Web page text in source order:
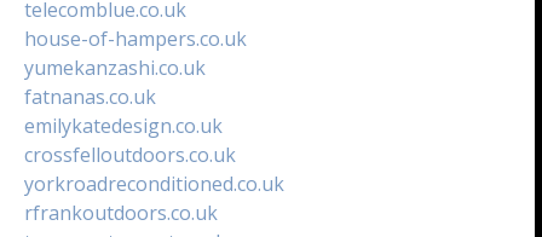
telecomblue.co.uk
house-of-hampers.co.uk
yumekanzashi.co.uk
fatnanas.co.uk
emilykatedesign.co.uk
crossfelloutdoors.co.uk
yorkroadreconditioned.co.uk
rfrankoutdoors.co.uk